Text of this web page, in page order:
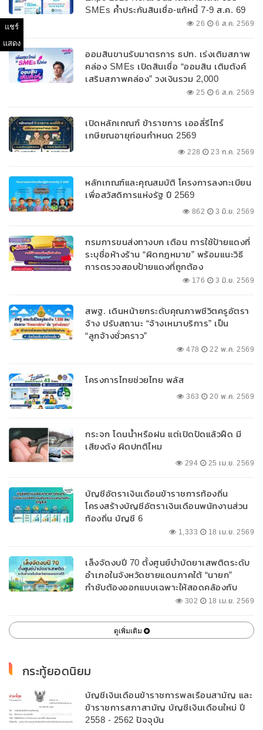
แชร์
แสดง
SMEs ค้ำประกันสินเชื่อ-แก้หนี้ 7-9 ส.ค. 69
26 6 ส.ค. 2569
ออมสินขานรับมาตรการ ธปท. เร่งเติมสภาพ
คล่อง SMEs เปิดสินเชื่อ “ออมสิน เติมตังค์
เสริมสภาพคล่อง” วงเงินรวม 2,000
ลบ.สนับสนุนเงินทุนหมุนเวียนวงเงินกู้สูงสุด
25 6 ส.ค. 2569
เปิดหลักเกณฑ์ ข้าราชการ เออลี่รีไทร์
เกษียณอายุก่อนกำหนด 2569
228 23 ก.ค. 2569
หลักเกณฑ์และคุณสมบัติ โครงการลงทะเบียน
เพื่อสวัสดิการแห่งรัฐ ปี 2569
862 3 มิ.ย. 2569
กรมการขนส่งทางบก เตือน การใช้ป้ายแดงที่
ระบุชื่อห้างร้าน “ผิดกฎหมาย” พร้อมแนะวิธี
การตรวจสอบป้ายแดงที่ถูกต้อง
176 3 มิ.ย. 2569
สพฐ. เดินหน้ายกระดับคุณภาพชีวิตครูอัตรา
จ้าง ปรับสถานะ “จ้างเหมาบริการ” เป็น
“ลูกจ้างชั่วคราว”
478 22 พ.ค. 2569
โครงการไทยช่วยไทย พลัส
363 20 พ.ค. 2569
กระจก โดนน้ำหรือฝน แต่เปิดปัดแล้วฝืด มี
เสียงดัง ผิดปกติไหม
294 25 เม.ย. 2569
บัญชีอัตราเงินเดือนข้าราชการท้องถิ่น
โครงสร้างบัญชีอัตราเงินเดือนพนักงานส่วน
ท้องถิ่น บัญชี 6
1,333 18 เม.ย. 2569
เล็งจัดงบปี 70 ตั้งศูนย์บำบัดยาเสพติดระดับ
อำเภอในจังหวัดชายแดนภาคใต้ “นายก”
กำชับต้องออกแบบเฉพาะให้สอดคล้องกับ
302 18 เม.ย. 2569
ดูเพิ่มเติม
กระทู้ยอดนิยม
บัญชีเงินเดือนข้าราชการพลเรือนสามัญ และ
ข้าราชการสภาสามัญ บัญชีเงินเดือนใหม่ ปี
2558 - 2562 ปัจจุบัน